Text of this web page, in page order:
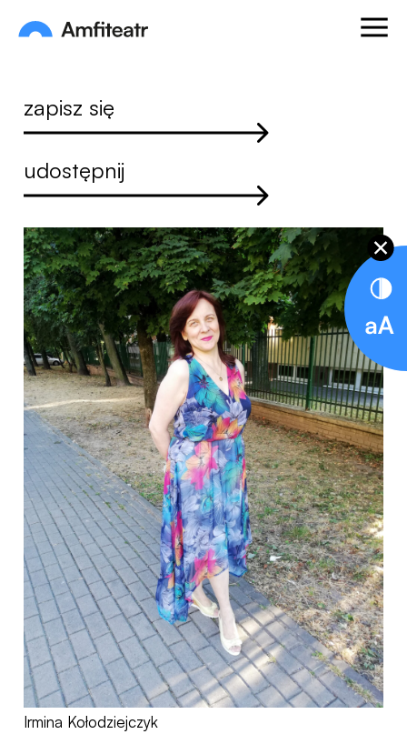
Amfiteatr. Miejski Ośrodek Kultury
Otwórz
zapisz się
udostępnij
Irmina Kołodziejczyk